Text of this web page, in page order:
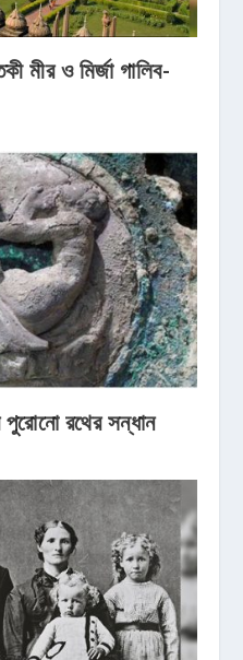
মীর ও মির্জা গালিব-
রথের সন্ধান